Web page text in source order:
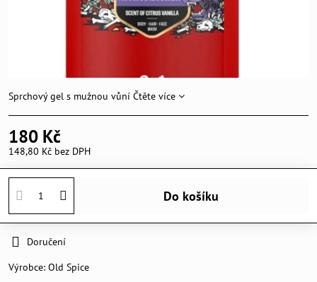
Sprchový gel s mužnou vůní Čtěte více
180 Kč
148,80 Kč bez DPH
Do košíku
Doručení
Výrobce: Old Spice